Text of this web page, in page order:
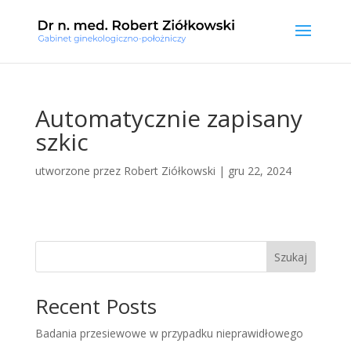
Automatycznie zapisany
szkic
utworzone przez Robert Ziółkowski | gru 22, 2024
Szukaj
Recent Posts
Badania przesiewowe w przypadku nieprawidłowego